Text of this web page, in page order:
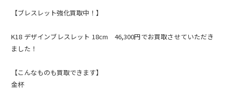
【ブレスレット強化買取中！】
K18 デザインブレスレット 18cm 46,300円でお買取させていただき
ました！
【こんなものも買取できます】
金杯